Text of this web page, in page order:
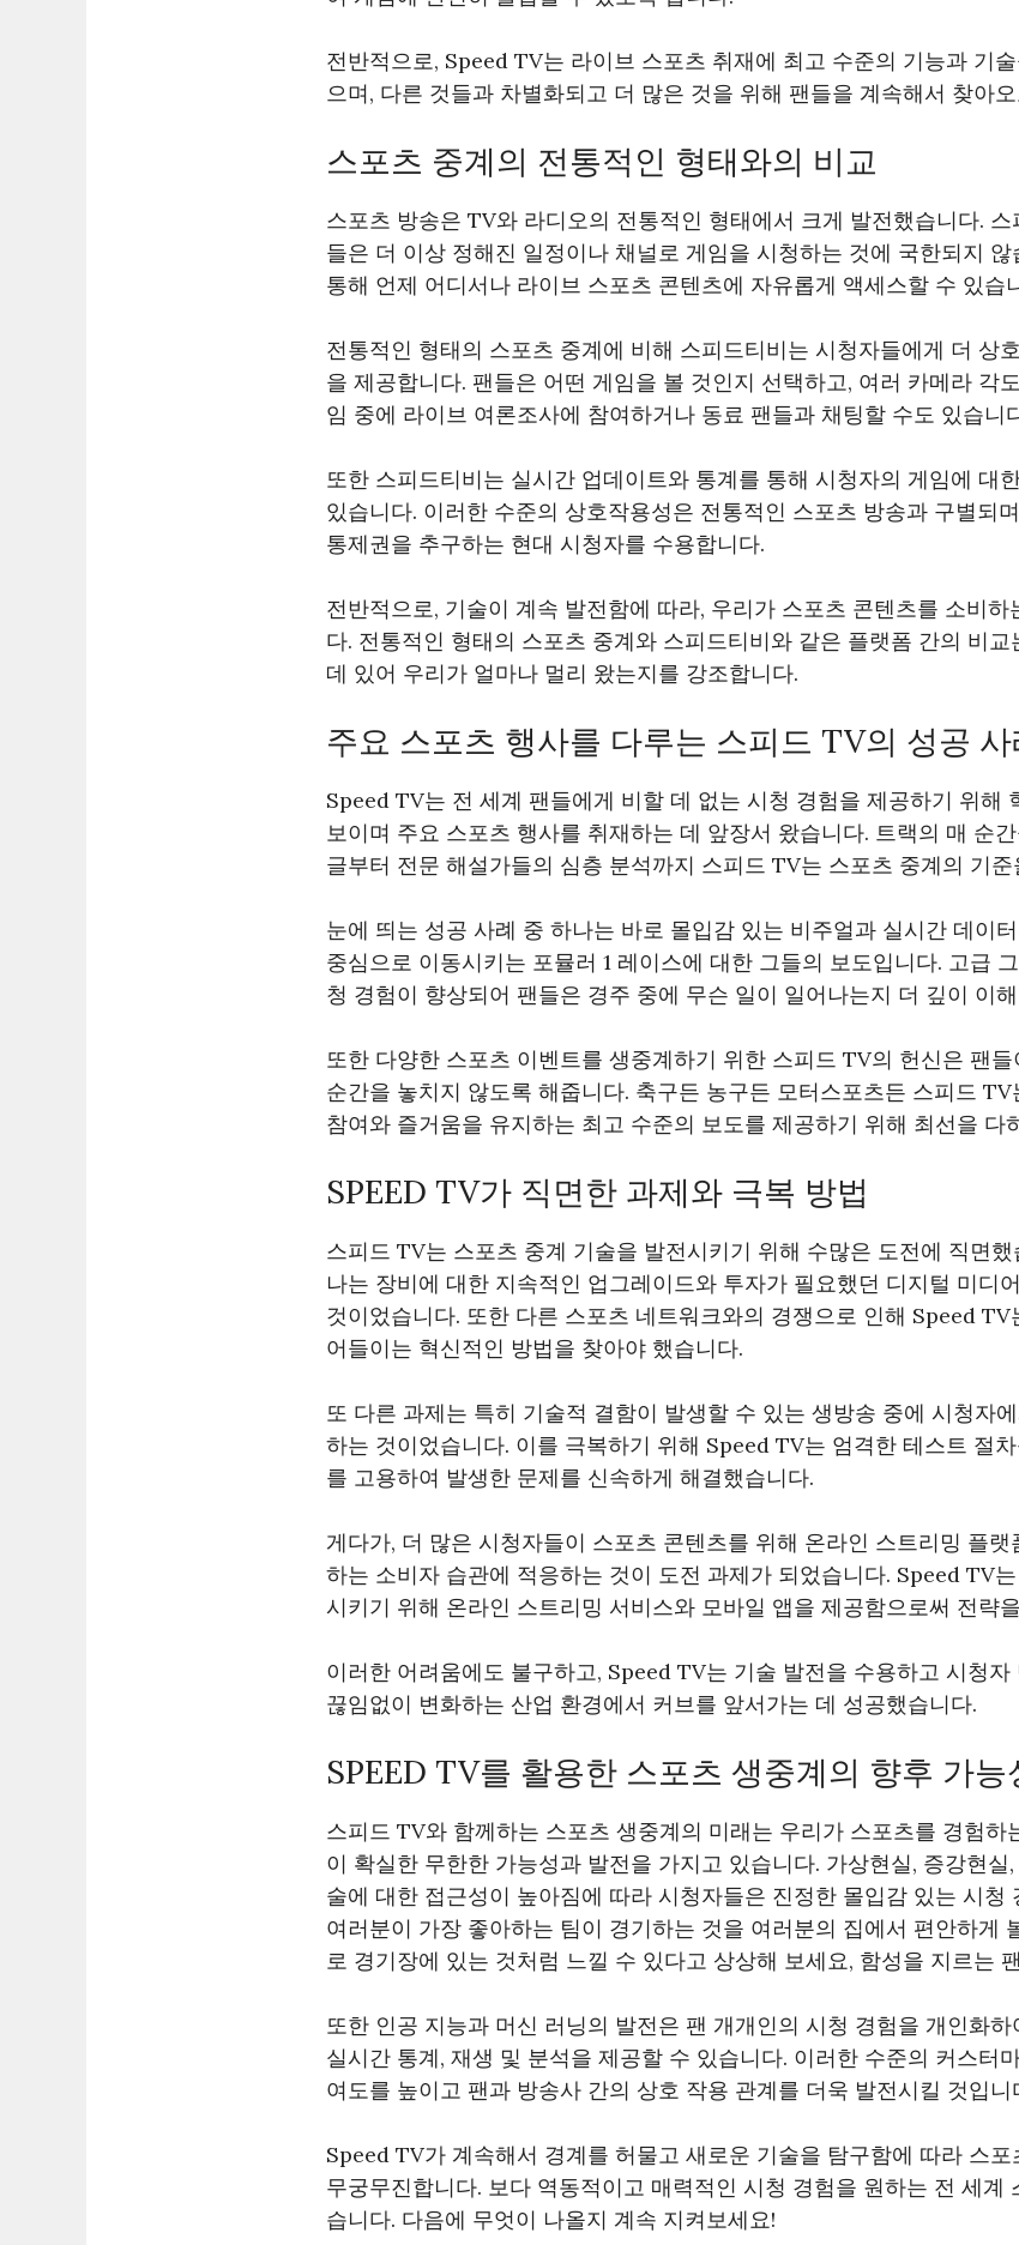
전반적으로, Speed TV는 라이브 스포츠 취재에 최고 수준의 기능과 기
으며, 다른 것들과 차별화되고 더 많은 것을 위해 팬들을 계속해서 찾아
스포츠 중계의 전통적인 형태와의 비교
스포츠 방송은 TV와 라디오의 전통적인 형태에서 크게 발전했습니다.
들은 더 이상 정해진 일정이나 채널로 게임을 시청하는 것에 국한되지
통해 언제 어디서나 라이브 스포츠 콘텐츠에 자유롭게 액세스할 수 있습
전통적인 형태의 스포츠 중계에 비해 스피드티비는 시청자들에게 더 상
을 제공합니다. 팬들은 어떤 게임을 볼 것인지 선택하고, 여러 카메라 각
임 중에 라이브 여론조사에 참여하거나 동료 팬들과 채팅할 수도 있습니
또한 스피드티비는 실시간 업데이트와 통계를 통해 시청자의 게임에 대
있습니다. 이러한 수준의 상호작용성은 전통적인 스포츠 방송과 구별되
통제권을 추구하는 현대 시청자를 수용합니다.
전반적으로, 기술이 계속 발전함에 따라, 우리가 스포츠 콘텐츠를 소비
다. 전통적인 형태의 스포츠 중계와 스피드티비와 같은 플랫폼 간의 비
데 있어 우리가 얼마나 멀리 왔는지를 강조합니다.
주요 스포츠 행사를 다루는 스피드 TV의 성공 사
Speed TV는 전 세계 팬들에게 비할 데 없는 시청 경험을 제공하기 위해
보이며 주요 스포츠 행사를 취재하는 데 앞장서 왔습니다. 트랙의 매 순
글부터 전문 해설가들의 심층 분석까지 스피드 TV는 스포츠 중계의 기
눈에 띄는 성공 사례 중 하나는 바로 몰입감 있는 비주얼과 실시간 데이
중심으로 이동시키는 포뮬러 1 레이스에 대한 그들의 보도입니다. 고급
청 경험이 향상되어 팬들은 경주 중에 무슨 일이 일어나는지 더 깊이 이
또한 다양한 스포츠 이벤트를 생중계하기 위한 스피드 TV의 헌신은 팬
순간을 놓치지 않도록 해줍니다. 축구든 농구든 모터스포츠든 스피드
참여와 즐거움을 유지하는 최고 수준의 보도를 제공하기 위해 최선을 다
SPEED TV가 직면한 과제와 극복 방법
스피드 TV는 스포츠 중계 기술을 발전시키기 위해 수많은 도전에 직면
나는 장비에 대한 지속적인 업그레이드와 투자가 필요했던 디지털 미디
것이었습니다. 또한 다른 스포츠 네트워크와의 경쟁으로 인해 Speed
어들이는 혁신적인 방법을 찾아야 했습니다.
또 다른 과제는 특히 기술적 결함이 발생할 수 있는 생방송 중에 시청자
하는 것이었습니다. 이를 극복하기 위해 Speed TV는 엄격한 테스트 절
를 고용하여 발생한 문제를 신속하게 해결했습니다.
게다가, 더 많은 시청자들이 스포츠 콘텐츠를 위해 온라인 스트리밍 플
하는 소비자 습관에 적응하는 것이 도전 과제가 되었습니다. Speed TV
시키기 위해 온라인 스트리밍 서비스와 모바일 앱을 제공함으로써 전략
이러한 어려움에도 불구하고, Speed TV는 기술 발전을 수용하고 시청
끊임없이 변화하는 산업 환경에서 커브를 앞서가는 데 성공했습니다.
SPEED TV를 활용한 스포츠 생중계의 향후 가
스피드 TV와 함께하는 스포츠 생중계의 미래는 우리가 스포츠를 경험하
이 확실한 무한한 가능성과 발전을 가지고 있습니다. 가상현실, 증강현
술에 대한 접근성이 높아짐에 따라 시청자들은 진정한 몰입감 있는 시청
여러분이 가장 좋아하는 팀이 경기하는 것을 여러분의 집에서 편안하게
로 경기장에 있는 것처럼 느낄 수 있다고 상상해 보세요, 함성을 지르는
또한 인공 지능과 머신 러닝의 발전은 팬 개개인의 시청 경험을 개인화
실시간 통계, 재생 및 분석을 제공할 수 있습니다. 이러한 수준의 커스터
여도를 높이고 팬과 방송사 간의 상호 작용 관계를 더욱 발전시킬 것입니
Speed TV가 계속해서 경계를 허물고 새로운 기술을 탐구함에 따라 스
무궁무진합니다. 보다 역동적이고 매력적인 시청 경험을 원하는 전 세계
습니다. 다음에 무엇이 나올지 계속 지켜보세요!